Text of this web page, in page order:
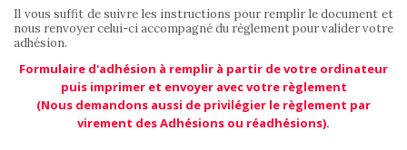
Il vous suffit de suivre les instructions pour remplir le document et
nous renvoyer celui-ci accompagné du règlement pour valider votre
adhésion.
Formulaire d'adhésion à remplir à partir de votre ordinateur
puis imprimer et envoyer avec votre règlement
(Nous demandons aussi de privilégier le règlement par
virement des Adhésions ou réadhésions).